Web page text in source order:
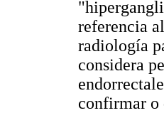
referencia
radiología
considera
confirmar o